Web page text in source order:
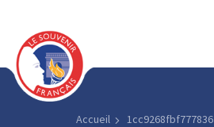
Accueil 1cc9268fbf777836